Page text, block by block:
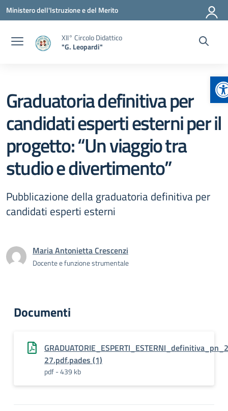
Vai ai contenuti
Vai al menu di navigazione
Vai al footer
Ministero dell'Istruzione e del Merito
XII° Circolo Didattico
"G. Leopardi"
Graduatoria definitiva per
candidati esperti esterni per il
progetto: “Un viaggio tra
studio e divertimento”
Pubblicazione della graduatoria definitiva per
candidati esperti esterni
Maria Antonietta Crescenzi
Docente e funzione strumentale
Documenti
27.pdf.pades (1)
pdf - 439 kb